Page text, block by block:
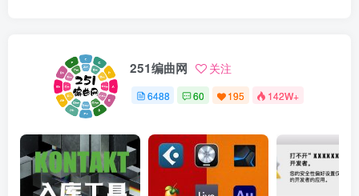
251编曲网 关注
6488 60 195 142W+